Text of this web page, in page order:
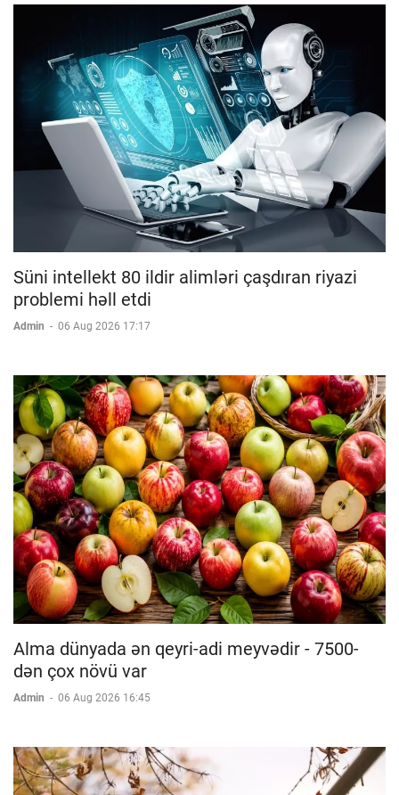
Süni intellekt 80 ildir alimləri çaşdıran riyazi
problemi həll etdi
Admin - 06 Aug 2026 17:17
Alma dünyada ən qeyri-adi meyvədir - 7500-
dən çox növü var
Admin - 06 Aug 2026 16:45